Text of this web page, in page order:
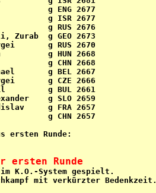
g ENG 2677
g ISR 2677
g RUS 2676
Zurab  g GEO 2673
g RUS 2670
g HUN 2668
g CHN 2668
g BEL 2667
g CZE 2666
g BUL 2661
g SLO 2659
g FRA 2657
g CHN 2657
ersten Runde:
ersten Runde
K.O.-System gespielt.
mit verkürzter Bedenkzeit.